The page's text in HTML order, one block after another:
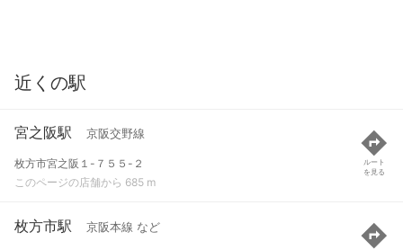
近くの駅
宮之阪駅 京阪交野線
枚方市宮之阪１-７５５-２
このページの店舗から 685 m
ルート
を見る
枚方市駅 京阪本線 など